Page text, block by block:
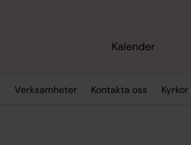
Kalender
Verksamheter Kontakta oss